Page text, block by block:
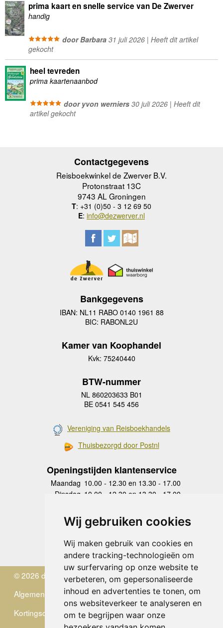
Wij gebruiken cookies
Wij maken gebruik van cookies en
andere tracking-technologieën om
uw surfervaring op onze website te
verbeteren, om gepersonaliseerde
inhoud en advertenties te tonen, om
ons websiteverkeer te analyseren en
om te begrijpen waar onze
prima kaart en snelle service van De Zwerver
handig
door Barbara31 juli 2026 | Heeft dit artikel
gekocht
heel tevreden
prima kaartenaanbod
door yvon werniers30 juli 2026 | Heeft dit
artikel gekocht
Contactgegevens
Reisboekwinkel de Zwerver B.V.
Protonstraat 13C
9743 AL Groningen
T: +31 (0)50 - 3 12 69 50
E: info@dezwerver.nl
Bankgegevens
IBAN: NL11 RABO 0140 1961 88
BIC: RABONL2U
Kamer van Koophandel
Kvk: 75240440
BTW-nummer
NL 860203633 B01
BE 0541 545 456
Vereniging van Reisboekhandels
Thuisbezorgd door Postnl
Openingstijden klantenservice
Maandag 10.00 - 12.30 en 13.30 - 17.00
Dinsdag 10.00 - 12.30 en 13.30 - 17.00
Donderdag
10.00 - 12.30 en 13.30 - 17.00
Vrijdag 10.00 - 12.30 en 13.30 - 17.00
Zaterdag
gesloten
Zondag gesloten
© 2026 de Zwerver
Algemene Voorwaarden
Kortingscode